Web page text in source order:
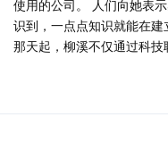
使用的公司。 人们向她表
识到，一点点知识就能在
那天起，柳溪不仅通过科技